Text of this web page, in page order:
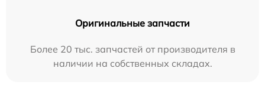
Оригинальные запчасти
Более 20 тыс. запчастей от производителя в
наличии на собственных складах.